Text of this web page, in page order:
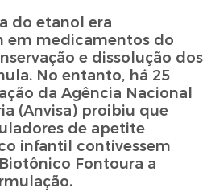
do etanol era
em medicamentos do
e dissolução dos
No entanto, há 25
da Agência Nacional
(Anvisa) proibiu que
de apetite
infantil contivessem
Fontoura a